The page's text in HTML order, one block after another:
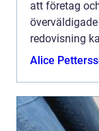
att företag
redovisning
har du dock
Alice